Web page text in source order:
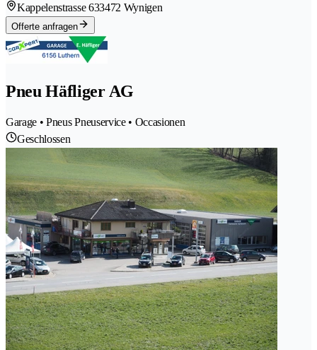
Kappelenstrasse 633472 Wynigen
Offerte anfragen
Pneu Häfliger AG
Garage • Pneus Pneuservice • Occasionen
Geschlossen